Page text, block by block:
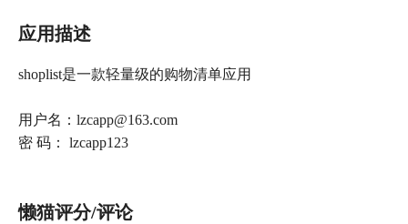
应用描述
shoplist是一款轻量级的购物清单应用
用户名：lzcapp@163.com
密 码： lzcapp123
懒猫评分/评论